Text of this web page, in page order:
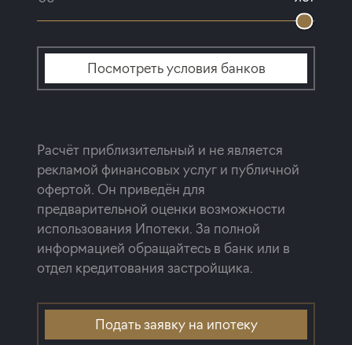
Посмотреть условия банков
Расчёт приблизительный и не является
рекламой финансовых услуг и публичной
офертой. Он приведён для
предварительной оценки возможности
использования Ипотеки. За полной
информацией обращайтесь в банк или в
отдел кредитования застройщика.
Подать заявку на ипотеку